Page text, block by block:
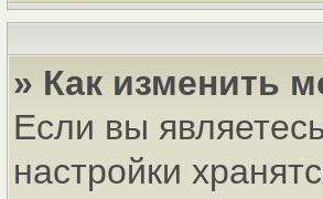
» Как изменить
Если вы
настройки